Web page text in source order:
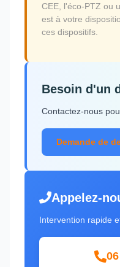
CEE, l'éco-PTZ ou
est à votre
ces dispositifs.
Besoin d'un
Contactez-nous
Demande de
Appelez-
Intervention rapide